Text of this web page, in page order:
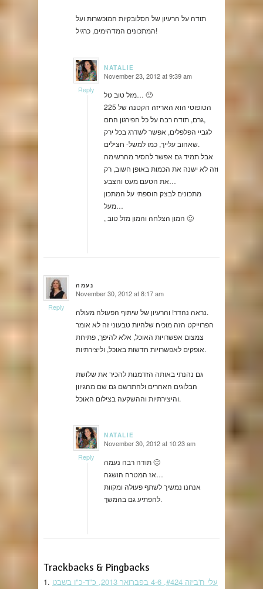
תודה על הרעיון של הסלובקיות המוכשרות ועל
המתכונים המדהימים, כרגיל!
NATALIE
says: November 23, 2012 at 9:39 am
מזל טוב טל… 🙂
הטופוטי הוא האריזה הקטנה של 225
גרם, תודה רבה על כל הפירגון החם,
לגביי הפלפלים, אפשר לשדרג בכל ירק
שאהוב עלייך, כמו למשל- חצילים.
אבל תמיד גם אפשר להסיר מהרשימה
וזה לא ישנה את הכמות באופן חשוב, רק
את הטעם מעט והצבע…
מתכונים לבצק הוספתי על המתכון
מעל…
, המון הצלחה והמון מזל טוב 🙂
Reply
נעמה
says: November 30, 2012 at 8:17 am
נראה נהדר! והרעיון של שיתוף הפעולה מעולה.
הפרוייקט הזה מוכיח שלהיות טבעוני זה לא אומר
צמצום אפשרויות האוכל, אלא להיפך, פתיחת
אופקים לאפשרויות חדשות באוכל, וליצירתיות.
גם נהנתי באותה הזדמנות להכיר את שלושת
הבלוגים האחרים ולהתרשם גם שם מהגיוון
והיצירתיות וההשקעה בצילום האוכל.
Reply
NATALIE
says: November 30, 2012 at 10:23 am
תודה רבה נעמה 🙂
אז המטרה הושגה…
אנחנו נמשיך לשתף פעולה ומקוות
להפתיע גם בהמשך.
Reply
Trackbacks & Pingbacks
עלי ח'ביזה #424, 4-6 בפברואר 2013, כ"ד-כ"ו בשבט